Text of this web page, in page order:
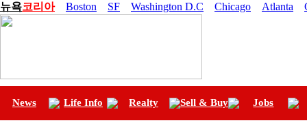
뉴욕코리아 Boston SF Washington D.C Chicago Atlanta
News Life Info Realty Sell & Buy Jobs